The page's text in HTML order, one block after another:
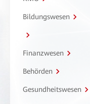
Bildungswesen
Finanzwesen
Behörden
Gesundheitswesen